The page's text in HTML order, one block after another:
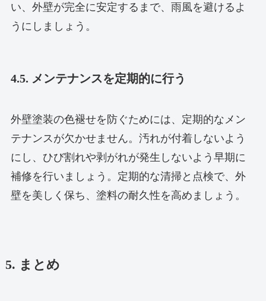
い、外壁が完全に安定するまで、雨風を避けるよ
うにしましょう。
4.5. メンテナンスを定期的に行う
外壁塗装の色褪せを防ぐためには、定期的なメン
テナンスが欠かせません。汚れが付着しないよう
にし、ひび割れや剥がれが発生しないよう早期に
補修を行いましょう。定期的な清掃と点検で、外
壁を美しく保ち、塗料の耐久性を高めましょう。
5. まとめ